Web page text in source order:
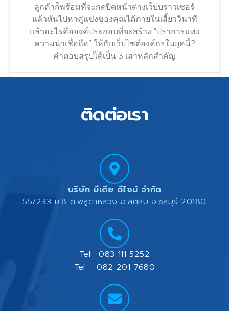
ลูกค้าก็พร้อมที่จะกดปิดหน้าต่างเว็บบราวเซอร์
แล้วหันไปหาคู่แข่งของคุณได้ภายในเสี้ยววินาที
แล้วอะไรคือองค์ประกอบที่จะสร้าง “ปราการแห่ง
ความน่าเชื่อถือ” ให้กับเว็บไซต์องค์กรในยุคนี้?
คำตอบสรุปได้เป็น 3 เสาหลักสำคัญ
ติดต่อเรา
บริษัท มีเดีย ดีไซน์ จำกัด
55/233 ม.8 ต.พลูตาหลวง อ.สัตหีบ จ.ชลบุรี 20180
Tel : 083 111 5252
Tel : 082 201 7680